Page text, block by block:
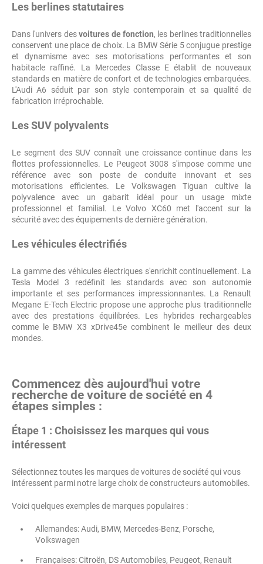
Les berlines statutaires
Dans l'univers desvoitures de fonction, les berlines traditionnelles
conservent une place de choix. La BMW Série 5 conjugue prestige
et dynamisme avec ses motorisations performantes et son
habitacle raffiné. La Mercedes Classe E établit de nouveaux
standards en matière de confort et de technologies embarquées.
L'Audi A6 séduit par son style contemporain et sa qualité de
fabrication irréprochable.
Les SUV polyvalents
Le segment des SUV connaît une croissance continue dans les
flottes professionnelles. Le Peugeot 3008 s'impose comme une
référence avec son poste de conduite innovant et ses
motorisations efficientes. Le Volkswagen Tiguan cultive la
polyvalence avec un gabarit idéal pour un usage mixte
professionnel et familial. Le Volvo XC60 met l'accent sur la
sécurité avec des équipements de dernière génération.
Les véhicules électrifiés
La gamme des véhicules électriques s'enrichit continuellement. La
Tesla Model 3 redéfinit les standards avec son autonomie
importante et ses performances impressionnantes. La Renault
Megane E-Tech Electric propose une approche plus traditionnelle
avec des prestations équilibrées. Les hybrides rechargeables
comme le BMW X3 xDrive45e combinent le meilleur des deux
mondes.
Commencez dès aujourd'hui votre
recherche de voiture de société en 4
étapes simples :
Étape 1 : Choisissez les marques qui vous
intéressent
Sélectionnez toutes les marques de voitures de société qui vous
intéressent parmi notre large choix de constructeurs automobiles.
Voici quelques exemples de marques populaires :
Allemandes: Audi, BMW, Mercedes-Benz, Porsche,
Volkswagen
Françaises: Citroën, DS Automobiles, Peugeot, Renault